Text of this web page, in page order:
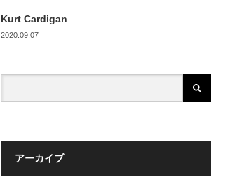
Kurt Cardigan
2020.09.07
アーカイブ